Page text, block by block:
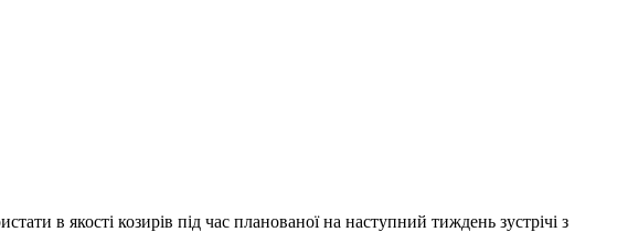
в якості козирів під час планованої на наступний тиждень зустрічі з